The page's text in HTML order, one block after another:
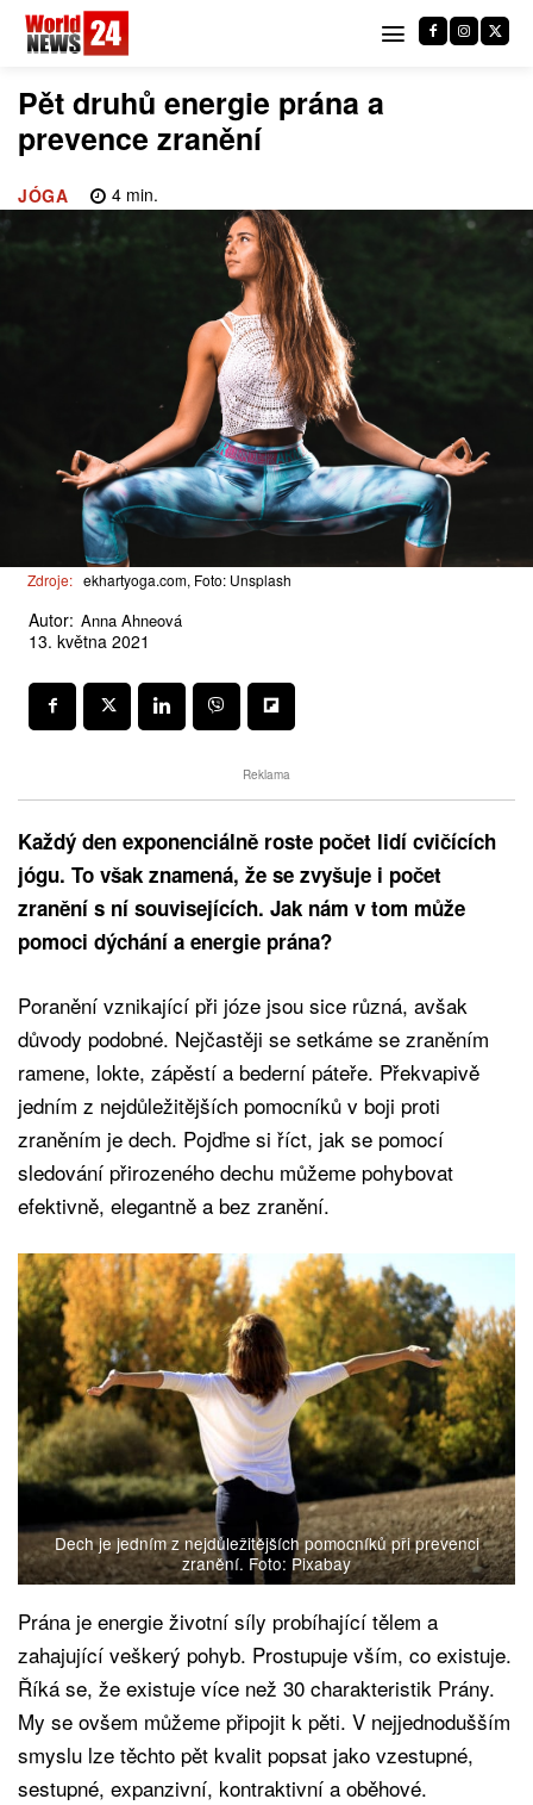
Pět druhů energie prána a
prevence zranění
JÓGA 4 min.
Zdroje: ekhartyoga.com, Foto: Unsplash
Autor: Anna Ahneová
13. května 2021
Reklama
Každý den exponenciálně roste počet lidí cvičících
jógu. To však znamená, že se zvyšuje i počet
zranění s ní souvisejících. Jak nám v tom může
pomoci dýchání a energie prána?
Poranění vznikající při józe jsou sice různá, avšak
důvody podobné. Nejčastěji se setkáme se zraněním
ramene, lokte, zápěstí a bederní páteře. Překvapivě
jedním z nejdůležitějších pomocníků v boji proti
zraněním je dech. Pojďme si říct, jak se pomocí
sledování přirozeného dechu můžeme pohybovat
efektivně, elegantně a bez zranění.
Dech je jedním z nejdůležitějších pomocníků při prevenci
zranění. Foto: Pixabay
Prána je energie životní síly probíhající tělem a
zahajující veškerý pohyb. Prostupuje vším, co existuje.
Říká se, že existuje více než 30 charakteristik Prány.
My se ovšem můžeme připojit k pěti. V nejjednodušším
smyslu lze těchto pět kvalit popsat jako vzestupné,
sestupné, expanzivní, kontraktivní a oběhové.